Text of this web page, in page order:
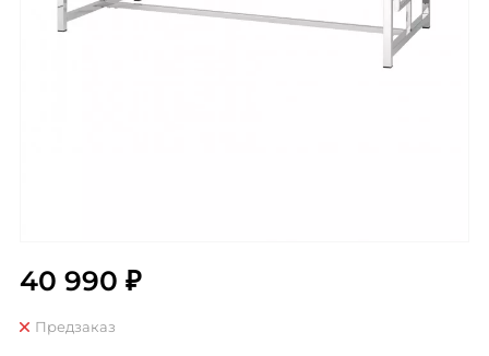
40 990 ₽
Предзаказ